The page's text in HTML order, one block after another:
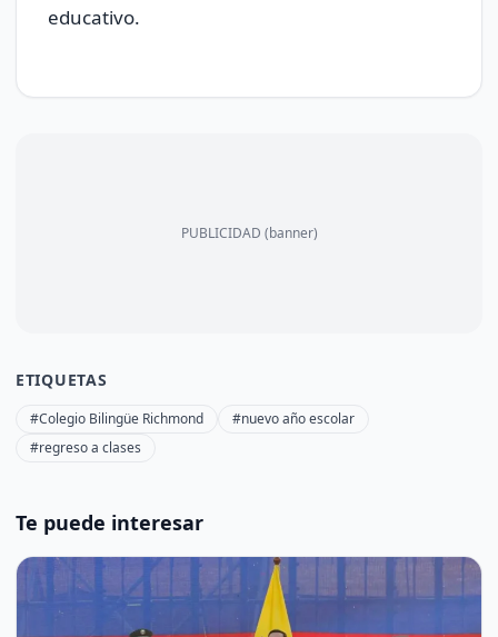
educativo.
PUBLICIDAD (banner)
ETIQUETAS
#Colegio Bilingüe Richmond
#nuevo año escolar
#regreso a clases
Te puede interesar